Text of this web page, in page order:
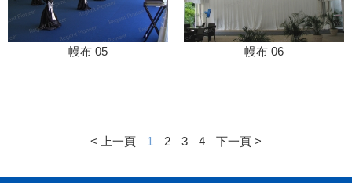
幔布 05 幔布 06
< 上一頁 1 2 3 4 下一頁 >